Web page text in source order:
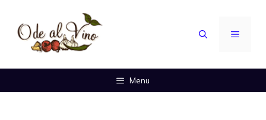
contenuto
MENU
Menu